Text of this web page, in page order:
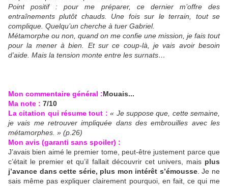
Point positif : pour me préparer, ce dernier m’offre des
entraînements plutôt chauds. Une fois sur le terrain, tout se
complique. Quelqu’un cherche à tuer Gabriel.
Métamorphe ou non, quand on me confie une mission, je fais tout
pour la mener à bien. Et sur ce coup-là, je vais avoir besoin
d’aide. Mais la tension monte entre les surnats…
Mon commentaire général :Mouais...
Ma note : 7/10
La citation qui résume tout : « Je suppose que, cette semaine,
je vais me retrouver impliquée dans des embrouilles avec les
métamorphes. » (p.26)
Mon avis (garanti sans spoiler) :
J’avais bien aimé le premier tome, peut-être justement parce que
c’était le premier et qu’il fallait découvrir cet univers, mais plus
j’avance dans cette série, plus mon intérêt s’émousse. Je ne
sais même pas expliquer clairement pourquoi, en fait, ce qui me